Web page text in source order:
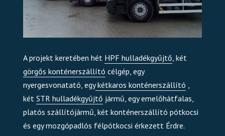
A projekt keretében hét HPF hulladékgyűjtő , két
görgős konténerszállító célgép, egy
nyergesvonatató, egykétkaros konténerszállító
kétSTR hulladékgyűjtő jármű, egy emelőhátfalas,
platós szállítójármű, két konténerszállító pótkocsi
és egy mozgópadlós félpótkocsi érkezett Érdre.